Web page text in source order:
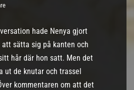
hade Nenya gjort
sätta sig på kanten och
hår där hon satt. Men det
ut de knutar och trassel
kommentaren om att det